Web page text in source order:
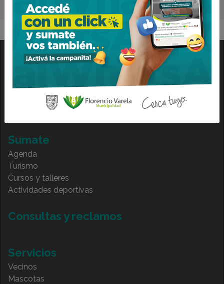
Conocé
Institucional
Sumate
Agenda
Turismo
Cursos y talleres
Actividades deportivas
Consultas y reclamos
Servicios
Vecinos
Mascotas